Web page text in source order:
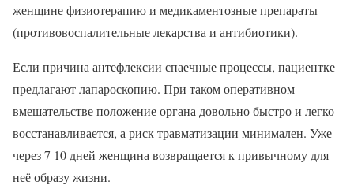
женщине физиотерапию и медикаментозные препараты
(противовоспалительные лекарства и антибиотики).
Если причина антефлексии спаечные процессы, пациентке
предлагают лапароскопию. При таком оперативном
вмешательстве положение органа довольно быстро и легко
восстанавливается, а риск травматизации минимален. Уже
через 7 10 дней женщина возвращается к привычному для
неё образу жизни.